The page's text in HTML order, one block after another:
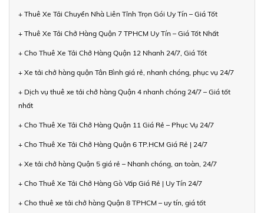
+ Thuê Xe Tải Chuyển Nhà Liên Tỉnh Trọn Gói Uy Tín – Giá Tốt
+ Thuê Xe Tải Chở Hàng Quận 7 TPHCM Uy Tín – Giá Tốt Nhất
+ Cho Thuê Xe Tải Chở Hàng Quận 12 Nhanh 24/7, Giá Tốt
+ Xe tải chở hàng quận Tân Bình giá rẻ, nhanh chóng, phục vụ 24/7
+ Dịch vụ thuê xe tải chở hàng Quận 4 nhanh chóng 24/7 – Giá tốt
nhất
+ Cho Thuê Xe Tải Chở Hàng Quận 11 Giá Rẻ – Phục Vụ 24/7
+ Cho Thuê Xe Tải Chở Hàng Quận 6 TP.HCM Giá Rẻ | 24/7
+ Xe tải chở hàng Quận 5 giá rẻ – Nhanh chóng, an toàn, 24/7
+ Cho Thuê Xe Tải Chở Hàng Gò Vấp Giá Rẻ | Uy Tín 24/7
+ Cho thuê xe tải chở hàng Quận 8 TPHCM – uy tín, giá tốt